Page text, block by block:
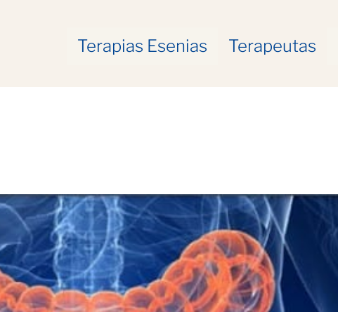
Terapias Esenias Terapeutas